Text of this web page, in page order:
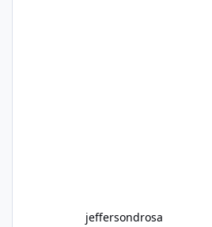
jeffersondrosa